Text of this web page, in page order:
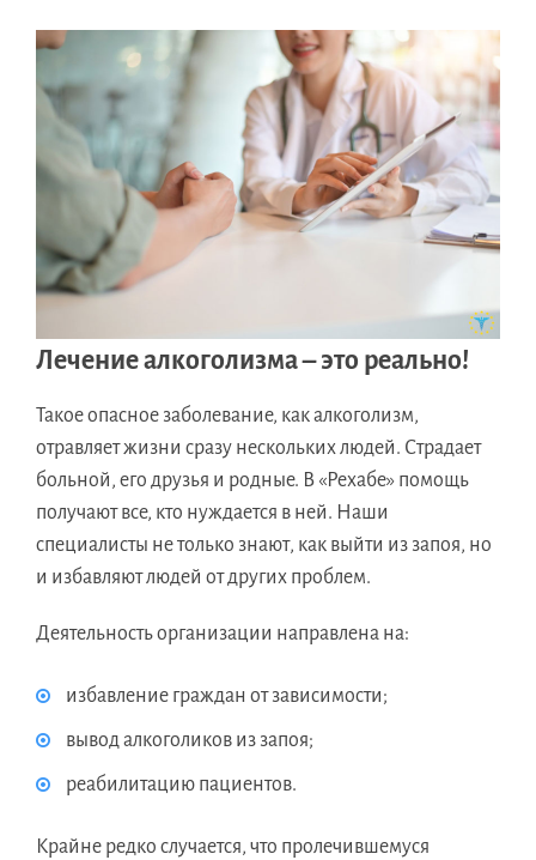
Лечение алкоголизма – это реально!
Такое опасное заболевание, как алкоголизм,
отравляет жизни сразу нескольких людей. Страдает
больной, его друзья и родные. В «Рехабе» помощь
получают все, кто нуждается в ней. Наши
специалисты не только знают, как выйти из запоя, но
и избавляют людей от других проблем.
Деятельность организации направлена на:
избавление граждан от зависимости;
вывод алкоголиков из запоя;
реабилитацию пациентов.
Крайне редко случается, что пролечившемуся